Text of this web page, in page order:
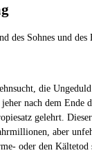
des Sohnes und
die
nach dem Ende
gelehrt.
aber
oder den